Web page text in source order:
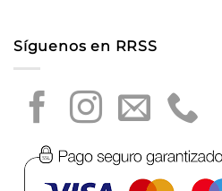
Síguenos en RRSS